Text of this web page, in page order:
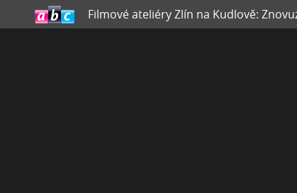
Filmové ateliéry Zlín na Kudlově: